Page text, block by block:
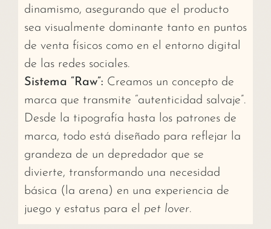
dinamismo, asegurando que el producto
sea visualmente dominante tanto en puntos
de venta físicos como en el entorno digital
de las redes sociales.
Sistema “Raw”: Creamos un concepto de
marca que transmite “autenticidad salvaje”.
Desde la tipografía hasta los patrones de
marca, todo está diseñado para reflejar la
grandeza de un depredador que se
divierte, transformando una necesidad
básica (la arena) en una experiencia de
juego y estatus para el pet lover.